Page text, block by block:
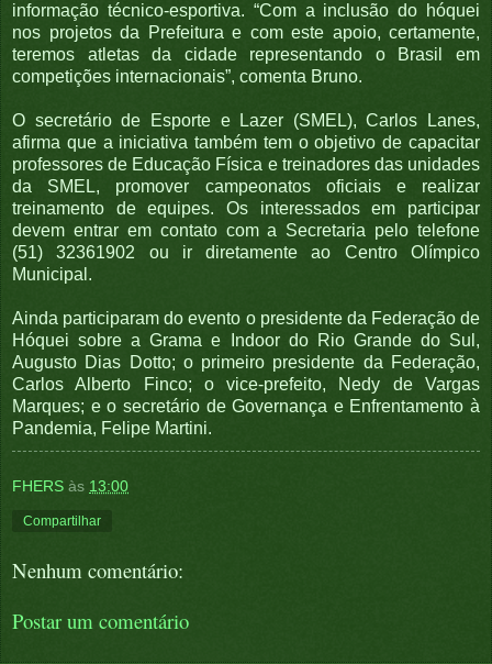
informação técnico-esportiva. “Com a inclusão do hóquei
nos projetos da Prefeitura e com este apoio, certamente,
teremos atletas da cidade representando o Brasil em
competições internacionais”, comenta Bruno.
O secretário de Esporte e Lazer (SMEL), Carlos Lanes,
afirma que a iniciativa também tem o objetivo de capacitar
professores de Educação Física e treinadores das unidades
da SMEL, promover campeonatos oficiais e realizar
treinamento de equipes. Os interessados em participar
devem entrar em contato com a Secretaria pelo telefone
(51) 32361902 ou ir diretamente ao Centro Olímpico
Municipal.
Ainda participaram do evento o presidente da Federação de
Hóquei sobre a Grama e Indoor do Rio Grande do Sul,
Augusto Dias Dotto; o primeiro presidente da Federação,
Carlos Alberto Finco; o vice-prefeito, Nedy de Vargas
Marques; e o secretário de Governança e Enfrentamento à
Pandemia, Felipe Martini.
FHERS às 13:00
Compartilhar
Nenhum comentário:
Postar um comentário